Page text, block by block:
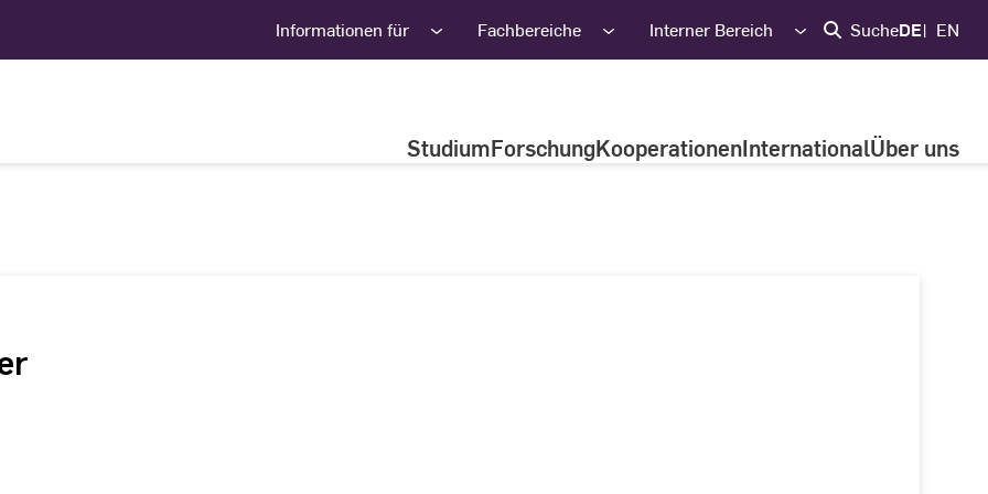
Informationen für Fachbereiche Interner Bereich SucheDE EN
StudiumForschungKooperationenInternationalÜber uns